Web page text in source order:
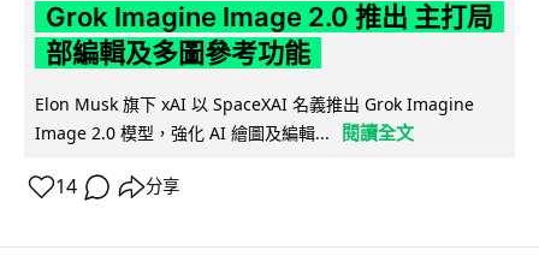
Grok Imagine Image 2.0 推出 主打局
部編輯及多圖參考功能
Elon Musk 旗下 xAI 以 SpaceXAI 名義推出 Grok Imagine
Image 2.0 模型，強化 AI 繪圖及編輯...
閱讀全文
14 分享